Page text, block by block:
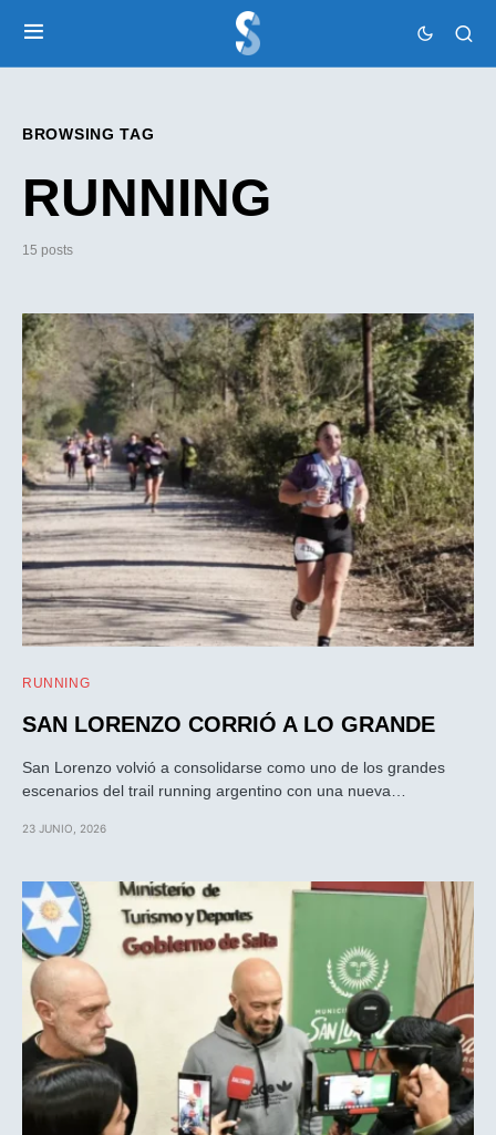
BROWSING TAG
RUNNING
15 posts
RUNNING
SAN LORENZO CORRIÓ A LO GRANDE
San Lorenzo volvió a consolidarse como uno de los grandes
escenarios del trail running argentino con una nueva…
23 JUNIO, 2026